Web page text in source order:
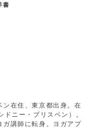
書
ン在住、東京都出身。在
ニー・ブリスベン）。
ガ講師に転身。ヨガアプ